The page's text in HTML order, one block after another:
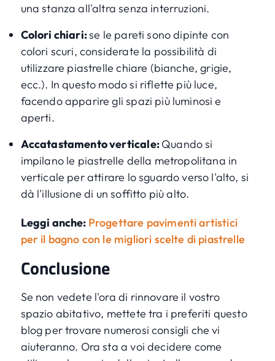
una stanza all'altra senza interruzioni.
Colori chiari:se le pareti sono dipinte con
colori scuri, considerate la possibilità di
utilizzare piastrelle chiare (bianche, grigie,
ecc.). In questo modo si riflette più luce,
facendo apparire gli spazi più luminosi e
aperti.
Accatastamento verticale:Quando si
impilano le piastrelle della metropolitana in
verticale per attirare lo sguardo verso l'alto, si
dà l'illusione di un soffitto più alto.
Leggi anche: Progettare pavimenti artistici
per il bagno con le migliori scelte di piastrelle
Conclusione
Se non vedete l'ora di rinnovare il vostro
spazio abitativo, mettete tra i preferiti questo
blog per trovare numerosi consigli che vi
aiuteranno. Ora sta a voi decidere come